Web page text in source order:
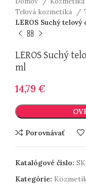
Telová kozmetika
LEROS Suchý
LEROS Suchý
ml
14,79 €
Porovnávať
Katalógové číslo:
Kategórie: